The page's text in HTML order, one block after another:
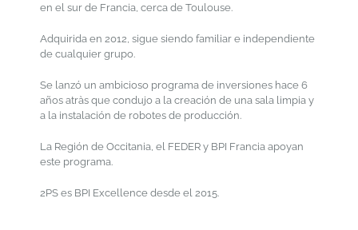
en el sur de Francia, cerca de Toulouse.
Adquirida en 2012, sigue siendo familiar e independiente
de cualquier grupo.
Se lanzó un ambicioso programa de inversiones hace 6
años atràs que condujo a la creación de una sala limpia y
a la instalación de robotes de producción.
La Región de Occitania, el FEDER y BPI Francia apoyan
este programa.
2PS es BPI Excellence desde el 2015.